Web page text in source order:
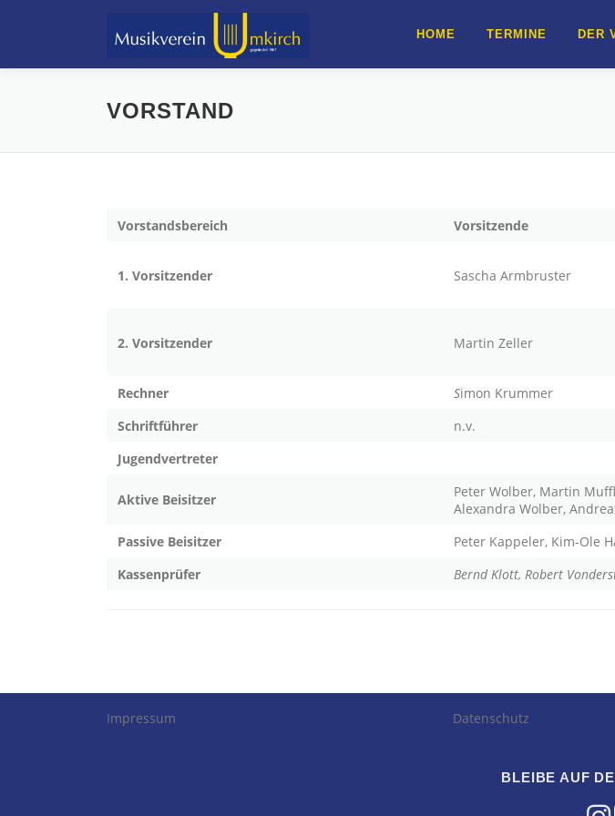
HOME TERMINE DER
VORSTAND
Vorstandsbereich Vorsitzende
1. Vorsitzender Sascha Armbruster
2. Vorsitzender Martin Zeller
Rechner
Simon Krummer
Schriftführer
n.v.
Jugendvertreter
Aktive Beisitzer
Peter Wolber, Martin
Alexandra Wolber,
Passive Beisitzer
Peter Kappeler, Kim-Ole
Kassenprüfer
Bernd Klott, Robert
Impressum Datenschutz
BLEIBE AUF